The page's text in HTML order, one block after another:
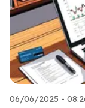
06/06/2025 -